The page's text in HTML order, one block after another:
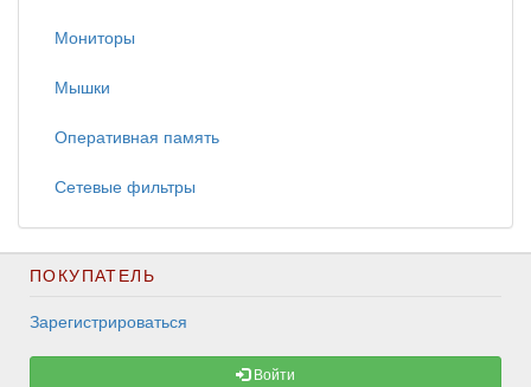
Мониторы
Мышки
Оперативная память
Сетевые фильтры
ПОКУПАТЕЛЬ
Зарегистрироваться
Войти